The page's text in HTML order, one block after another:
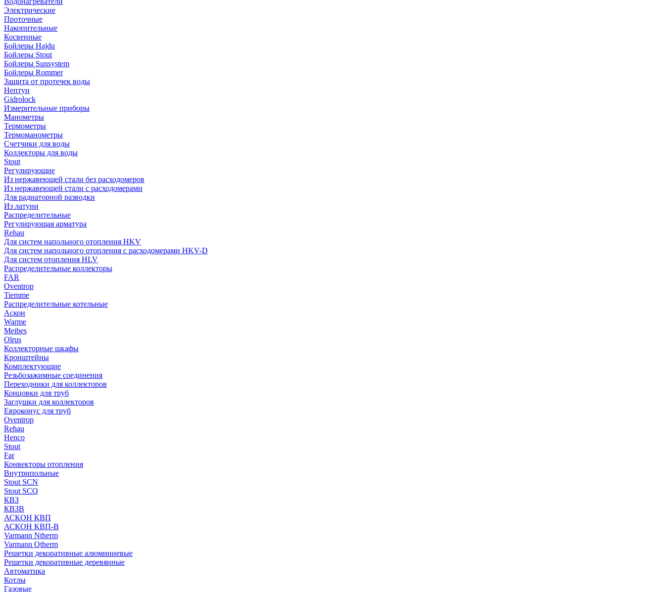
Электрические
Проточные
Накопительные
Косвенные
Бойлеры Hajdu
Бойлеры Stout
Бойлеры Sunsystem
Бойлеры Rommer
Защита от протечек воды
Нептун
Gidrolock
Измерительные приборы
Манометры
Термометры
Термоманометры
Счетчики для воды
Коллекторы для воды
Stout
Регулирующие
Из нержавеющей стали без расходомеров
Из нержавеющей стали с расходомерами
Для радиаторной разводки
Из латуни
Распределительные
Регулирующая арматура
Rehau
Для систем напольного отопления HKV
Для систем напольного отопления с расходомерами HKV-D
Для систем отопления HLV
Распределительные коллекторы
FAR
Oventrop
Tiemme
Распределительные котельные
Аскон
Warme
Meibes
Olrus
Коллекторные шкафы
Кронштейны
Комплектующие
Резьбозажимные соединения
Переходники для коллекторов
Концовки для труб
Заглушки для коллекторов
Евроконус для труб
Oventrop
Rehau
Henco
Stout
Far
Конвекторы отопления
Внутрипольные
Stout SCN
Stout SCQ
КВЗ
КВЗВ
АСКОН КВП
АСКОН КВП-В
Varmann Ntherm
Varmann Qtherm
Решетки декоративные алюминиевые
Решетки декоративные деревянные
Автоматика
Котлы
Газовые